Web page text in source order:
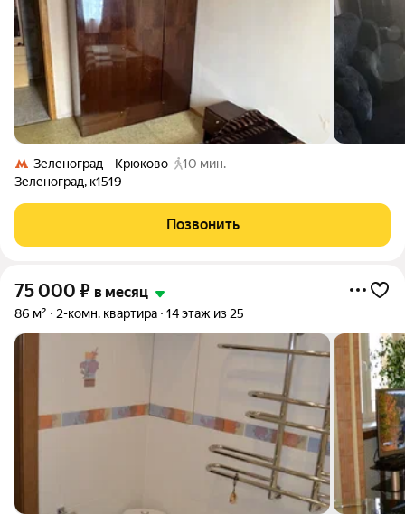
Зеленоград—Крюково
10 мин.
Зеленоград, к1519
Позвонить
75 000 ₽ в месяц
86 м² 2-комн. квартира 14 этаж из 25